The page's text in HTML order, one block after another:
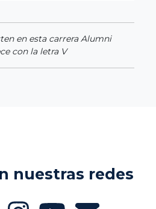
en esta carrera Alumni
con la letra V
nuestras redes